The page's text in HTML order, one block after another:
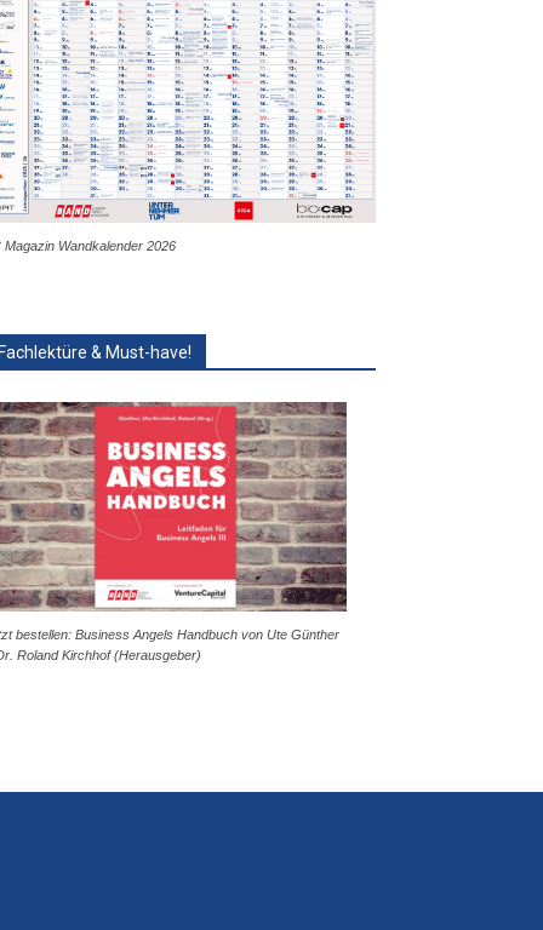
Magazin Wandkalender 2026
& Must-have!
bestellen: Business Angels Handbuch von Ute Günther
Roland Kirchhof (Herausgeber)